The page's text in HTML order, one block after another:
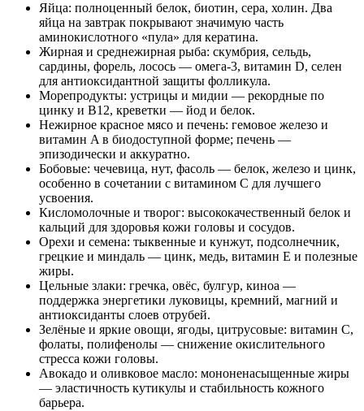
Яйца: полноценный белок, биотин, сера, холин. Два
яйца на завтрак покрывают значимую часть
аминокислотного «пула» для кератина.
Жирная и среднежирная рыба: скумбрия, сельдь,
сардины, форель, лосось — омега‑3, витамин D, селен
для антиоксидантной защиты фолликула.
Морепродукты: устрицы и мидии — рекордные по
цинку и B12, креветки — йод и белок.
Нежирное красное мясо и печень: гемовое железо и
витамин A в биодоступной форме; печень —
эпизодически и аккуратно.
Бобовые: чечевица, нут, фасоль — белок, железо и цинк,
особенно в сочетании с витамином C для лучшего
усвоения.
Кисломолочные и творог: высококачественный белок и
кальций для здоровья кожи головы и сосудов.
Орехи и семена: тыквенные и кунжут, подсолнечник,
грецкие и миндаль — цинк, медь, витамин E и полезные
жиры.
Цельные злаки: гречка, овёс, булгур, киноа —
поддержка энергетики луковицы, кремний, магний и
антиоксиданты слоев отрубей.
Зелёные и яркие овощи, ягоды, цитрусовые: витамин C,
фолаты, полифенолы — снижение окислительного
стресса кожи головы.
Авокадо и оливковое масло: мононенасыщенные жиры
— эластичность кутикулы и стабильность кожного
барьера.